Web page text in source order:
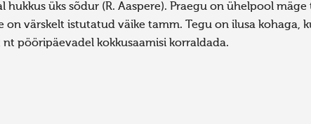
hukkus üks sõdur (R. Aaspere). Praegu on ühelpool
on värskelt istutatud väike tamm. Tegu on ilusa kohaga,
pööripäevadel kokkusaamisi korraldada.